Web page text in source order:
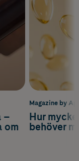
Magazine by
Hur
behöver
–
om